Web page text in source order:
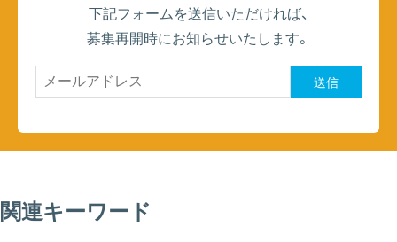
下記フォームを送信いただければ、
募集再開時にお知らせいたします。
送信
関連キーワード